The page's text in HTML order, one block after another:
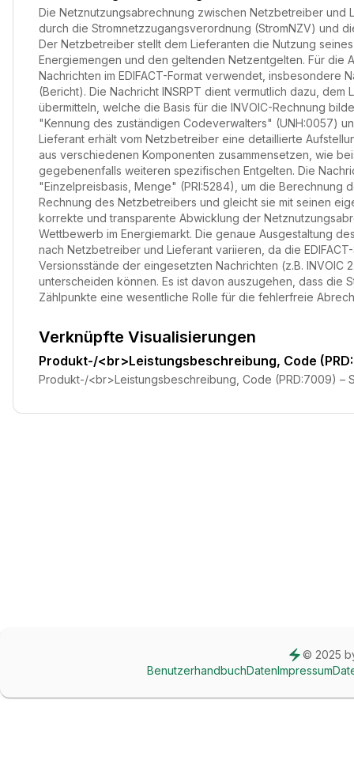
Die Netznutzungsabrechnung zwischen Netzbetreiber und
durch die Stromnetzzugangsverordnung (StromNZV) und
Der Netzbetreiber stellt dem Lieferanten die Nutzung
Energiemengen und den geltenden Netzentgelten. Für die
Nachrichten im EDIFACT-Format verwendet, insbesondere
(Bericht). Die Nachricht INSRPT dient vermutlich dazu,
übermitteln, welche die Basis für die INVOIC-Rechnung
"Kennung des zuständigen Codeverwalters" (UNH:0057)
Lieferant erhält vom Netzbetreiber eine detaillierte
aus verschiedenen Komponenten zusammensetzen, wie
gegebenenfalls weiteren spezifischen Entgelten. Die
"Einzelpreisbasis, Menge" (PRI:5284), um die Berechnung
Rechnung des Netzbetreibers und gleicht sie mit seinen
korrekte und transparente Abwicklung der
Wettbewerb im Energiemarkt. Die genaue Ausgestaltung
nach Netzbetreiber und Lieferant variieren, da die
Versionsstände der eingesetzten Nachrichten (z.B. INVOIC
unterscheiden können. Es ist davon auszugehen, dass die
Zählpunkte eine wesentliche Rolle für die fehlerfreie
Verknüpfte Visualisierungen
Produkt-/<br>Leistungsbeschreibung, Code
Produkt-/<br>Leistungsbeschreibung, Code (PRD:7009) –
© 2025
BenutzerhandbuchDatenImpressum